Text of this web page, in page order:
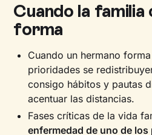
Cuando la familia
forma
Cuando un hermano
prioridades se
consigo hábitos y pautas
acentuar las distancias.
Fases críticas de la vida
enfermedad de uno de los